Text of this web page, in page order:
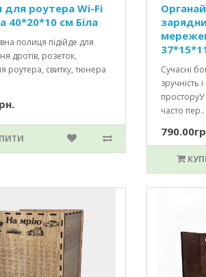
для роутера Wi-Fi
40*20*10 см Біла
полиця підійде для
дротів, розеток,
роутера, свитку, тюнера
Сучасні
зручність
часто пер..